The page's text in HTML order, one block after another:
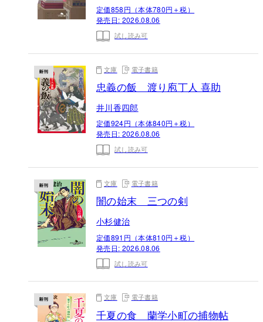
定価858円（本体780円＋税）
発売日: 2026.08.06
試し読み可
文庫 電子書籍
忠義の飯 渡り庖丁人 喜助
井川香四郎
定価924円（本体840円＋税）
発売日: 2026.08.06
試し読み可
文庫 電子書籍
闇の始末 三つの剣
小杉健治
定価891円（本体810円＋税）
発売日: 2026.08.06
試し読み可
文庫 電子書籍
千夏の食 蘭学小町の捕物帖